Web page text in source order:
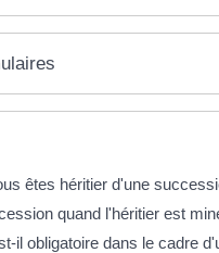
êtes héritier d'une
quand l'héritier est
il obligatoire dans le cadre